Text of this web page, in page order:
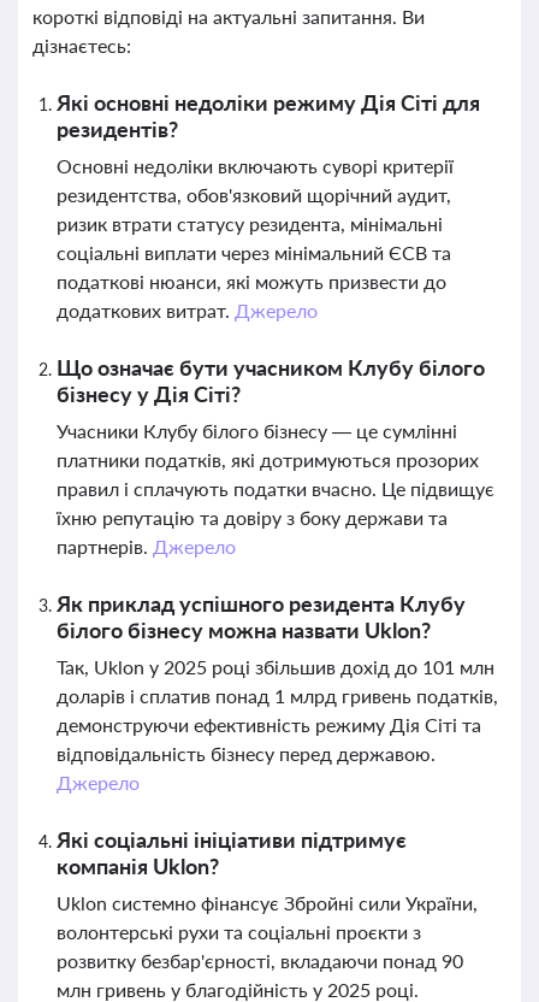
короткі відповіді на актуальні запитання. Ви
дізнаєтесь:
Які основні недоліки режиму Дія Сіті для
резидентів?
Основні недоліки включають суворі критерії
резидентства, обов'язковий щорічний аудит,
ризик втрати статусу резидента, мінімальні
соціальні виплати через мінімальний ЄСВ та
податкові нюанси, які можуть призвести до
додаткових витрат. Джерело
Що означає бути учасником Клубу білого
бізнесу у Дія Сіті?
Учасники Клубу білого бізнесу — це сумлінні
платники податків, які дотримуються прозорих
правил і сплачують податки вчасно. Це підвищує
їхню репутацію та довіру з боку держави та
партнерів. Джерело
Як приклад успішного резидента Клубу
білого бізнесу можна назвати Uklon?
Так, Uklon у 2025 році збільшив дохід до 101 млн
доларів і сплатив понад 1 млрд гривень податків,
демонструючи ефективність режиму Дія Сіті та
відповідальність бізнесу перед державою.
Джерело
Які соціальні ініціативи підтримує
компанія Uklon?
Uklon системно фінансує Збройні сили України,
волонтерські рухи та соціальні проєкти з
розвитку безбар'єрності, вкладаючи понад 90
млн гривень у благодійність у 2025 році.